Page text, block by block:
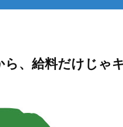
、給料だけじゃ